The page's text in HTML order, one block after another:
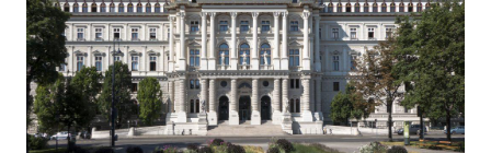
Tax deductability
Member Login
About us